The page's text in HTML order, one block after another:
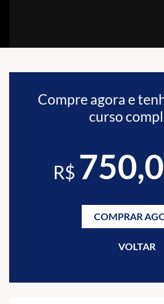
Compre agora e
curso
R$
COMPRAR
VOLTAR